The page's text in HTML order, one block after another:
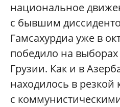
национальное
с бывшим
Гамсахурдиа уже в
победило на
Грузии. Как и в
находилось в
с